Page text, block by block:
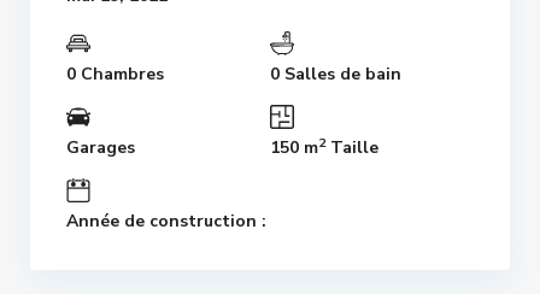
0 Chambres 0 Salles de bain
Garages 150 m2Taille
Année de construction :